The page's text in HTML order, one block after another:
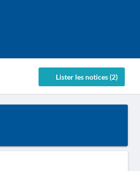
Lister les notices (2)